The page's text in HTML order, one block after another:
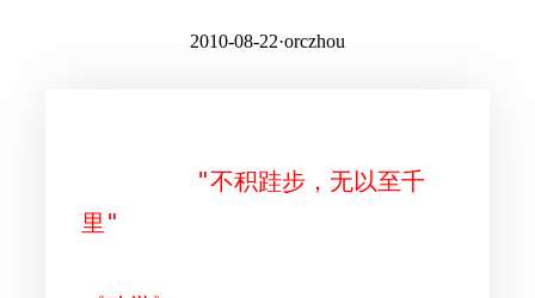
2010-08-22·orczhou
里"